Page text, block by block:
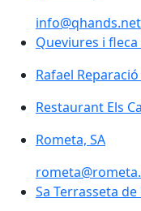
info@qhands.net
Queviures i fleca
Rafael
Restaurant Els
Restaurant Els
Rometa, SA
Sa Terrasseta de
Sa Terrasseta de